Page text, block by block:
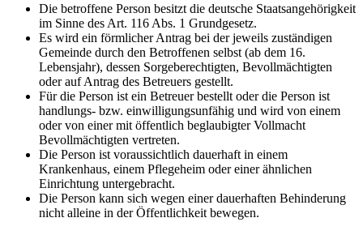
Die betroffene Person besitzt die deutsche Staatsangehörigkeit
im Sinne des Art. 116 Abs. 1 Grundgesetz.
Es wird ein förmlicher Antrag bei der jeweils zuständigen
Gemeinde durch den Betroffenen selbst (ab dem 16.
Lebensjahr), dessen Sorgeberechtigten, Bevollmächtigten
oder auf Antrag des Betreuers gestellt.
Für die Person ist ein Betreuer bestellt oder die Person ist
handlungs- bzw. einwilligungsunfähig und wird von einem
oder von einer mit öffentlich beglaubigter Vollmacht
Bevollmächtigten vertreten.
Die Person ist voraussichtlich dauerhaft in einem
Krankenhaus, einem Pflegeheim oder einer ähnlichen
Einrichtung untergebracht.
Die Person kann sich wegen einer dauerhaften Behinderung
nicht alleine in der Öffentlichkeit bewegen.